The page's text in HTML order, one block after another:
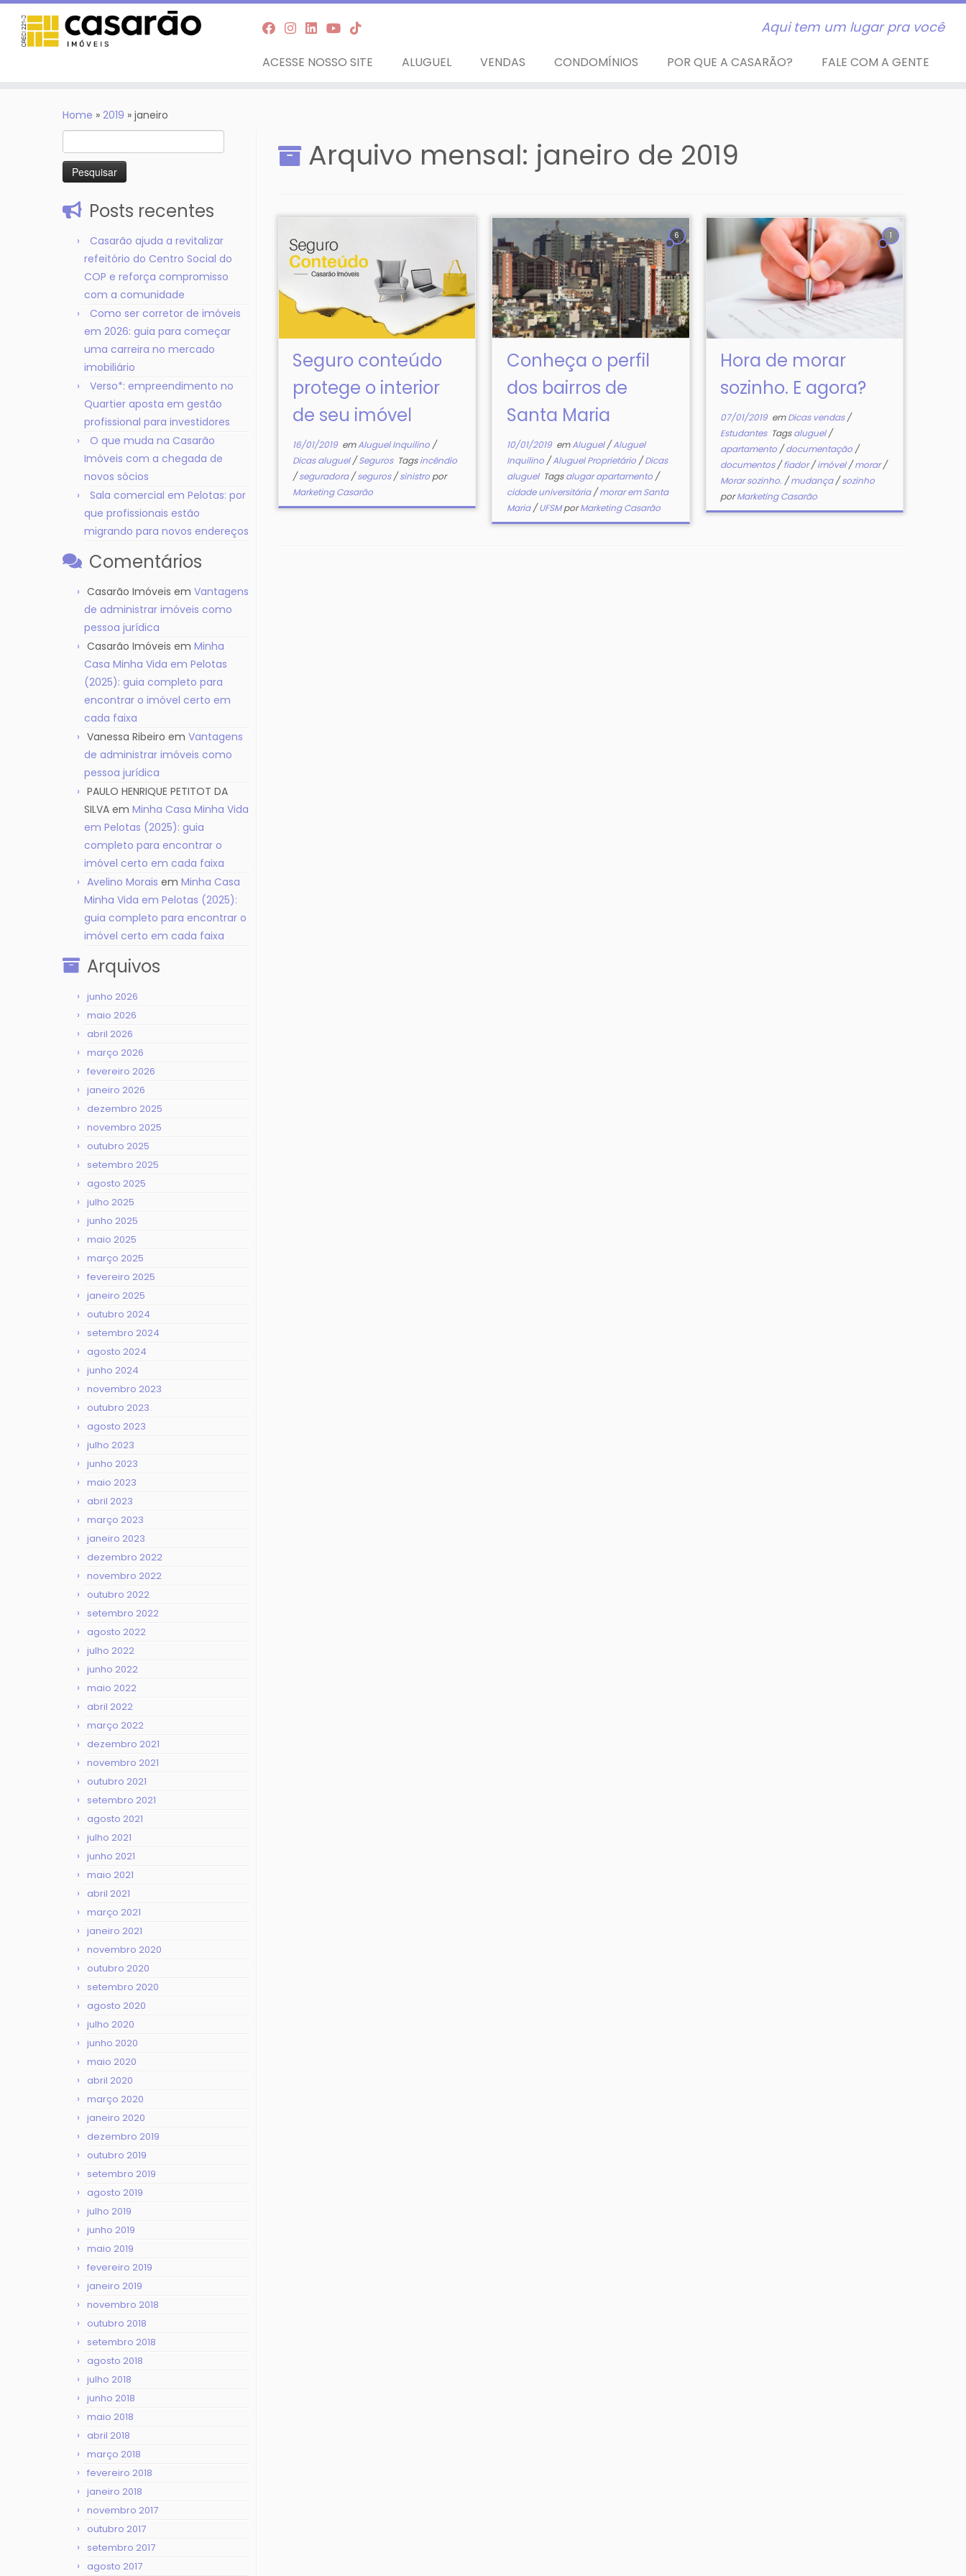
Aqui tem um lugar pra você
ACESSE NOSSO SITE ALUGUEL VENDAS CONDOMÍNIOS POR QUE A CASARÃO? FALE COM A GENTE
Home » 2019 » janeiro
por:
Posts recentes
Casarão ajuda a revitalizar
refeitório do Centro Social do
COP e reforça compromisso
com a comunidade
Como ser corretor de imóveis
em 2026: guia para começar
uma carreira no mercado
imobiliário
Verso*: empreendimento no
Quartier aposta em gestão
profissional para investidores
O que muda na Casarão
Imóveis com a chegada de
novos sócios
Sala comercial em Pelotas: por
que profissionais estão
migrando para novos endereços
Comentários
Casarão Imóveis em Vantagens
de administrar imóveis como
pessoa jurídica
Casarão Imóveis em Minha
Casa Minha Vida em Pelotas
(2025): guia completo para
encontrar o imóvel certo em
cada faixa
Vanessa Ribeiro em Vantagens
de administrar imóveis como
pessoa jurídica
PAULO HENRIQUE PETITOT DA
SILVA em Minha Casa Minha Vida
em Pelotas (2025): guia
completo para encontrar o
imóvel certo em cada faixa
Avelino Morais em Minha Casa
Minha Vida em Pelotas (2025):
guia completo para encontrar o
imóvel certo em cada faixa
Arquivos
junho 2026
maio 2026
abril 2026
março 2026
fevereiro 2026
janeiro 2026
dezembro 2025
novembro 2025
outubro 2025
setembro 2025
agosto 2025
julho 2025
junho 2025
maio 2025
março 2025
fevereiro 2025
janeiro 2025
outubro 2024
setembro 2024
agosto 2024
junho 2024
novembro 2023
outubro 2023
agosto 2023
julho 2023
junho 2023
maio 2023
abril 2023
março 2023
janeiro 2023
dezembro 2022
novembro 2022
outubro 2022
setembro 2022
agosto 2022
julho 2022
junho 2022
maio 2022
abril 2022
março 2022
dezembro 2021
novembro 2021
outubro 2021
setembro 2021
agosto 2021
julho 2021
junho 2021
maio 2021
abril 2021
março 2021
janeiro 2021
novembro 2020
outubro 2020
setembro 2020
agosto 2020
julho 2020
junho 2020
maio 2020
abril 2020
março 2020
janeiro 2020
dezembro 2019
outubro 2019
setembro 2019
agosto 2019
julho 2019
junho 2019
maio 2019
fevereiro 2019
janeiro 2019
novembro 2018
outubro 2018
setembro 2018
agosto 2018
julho 2018
junho 2018
maio 2018
abril 2018
março 2018
fevereiro 2018
janeiro 2018
novembro 2017
outubro 2017
setembro 2017
agosto 2017
Arquivo mensal: janeiro de 2019
Seguro conteúdo
protege o interior
de seu imóvel
16/01/2019 emAluguel Inquilino /
Dicas aluguel/Seguros Tagsincêndio
/seguradora/seguros/sinistro por
Marketing Casarão
6
Conheça o perfil
dos bairros de
Santa Maria
10/01/2019emAluguel/Aluguel
Inquilino /Aluguel Proprietário /Dicas
aluguel Tagsalugar apartamento /
cidade universitária/morar em Santa
Maria/UFSMporMarketing Casarão
1
Hora de morar
sozinho. E agora?
07/01/2019emDicas vendas/
Estudantes Tagsaluguel/
apartamento /documentação /
documentos/fiador/imóvel/morar/
Morar sozinho. /mudança/sozinho
porMarketing Casarão